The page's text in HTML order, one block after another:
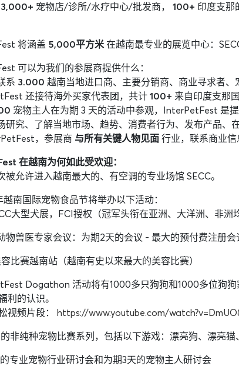
3,000+ 宠物店/诊所/水疗中心/批发商， 100+ 印度支那
将涵盖 5,000平方米在越南最专业的展览中心：
可以为我们的参展商提供什么：
系 3.000 越南当地进口商、主要分销商、商业寻求者
还接待海外买家代表团，共计 100+ 来自印度支那
宠物主人在为期 3 天的活动中参观，InterPetFest 是
研究、了解当地市场、趋势、消费者行为、发布产品、
，参展商 与所有关键人物见面 行业，联系商业信
在越南为何如此受欢迎：
被允许进入越南最大的、有空调的专业场馆 SECC。
越南国际宠物食品节将举办以下活动：
大型犬展，FCI授权（冠军头衔在亚洲、大洋洲、非洲
物兽医专家会议：为期2天的会议 - 最大的预付费注册
比赛越南站（越南有史以来最大的美容比赛）
Dogathon 活动将有1000多只狗狗和1000多位狗
利的认识。
视频片段： https://www.youtube.com/
非纯种宠物比赛系列，包括以下游戏：漂亮狗、漂亮
专业宠物行业研讨会和为期3天的宠物主人研讨会